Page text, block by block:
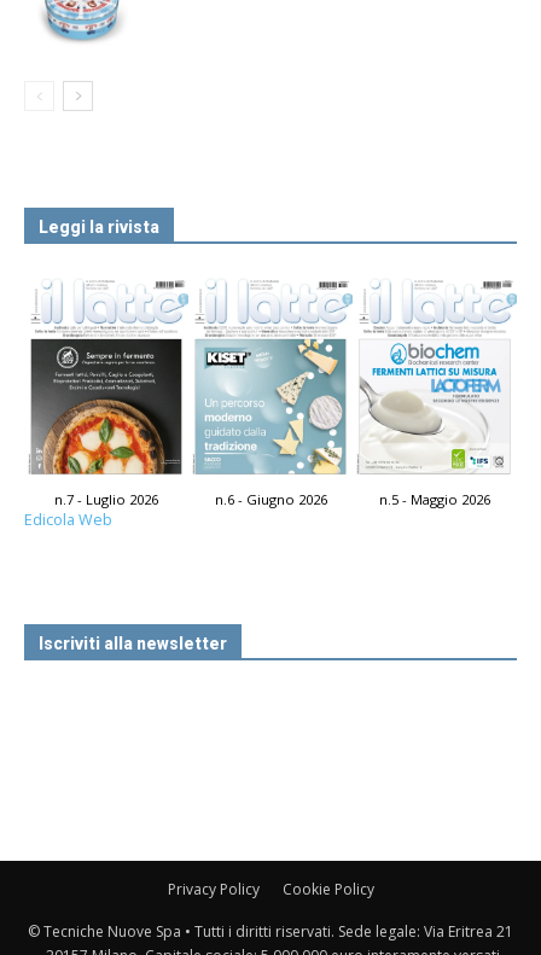
Leggi la rivista
n.7 - Luglio 2026 n.6 - Giugno 2026 n.5 - Maggio 2026
Edicola Web
Iscriviti alla newsletter
Privacy Policy Cookie Policy
© Tecniche Nuove Spa • Tutti i diritti riservati. Sede legale: Via Eritrea 21